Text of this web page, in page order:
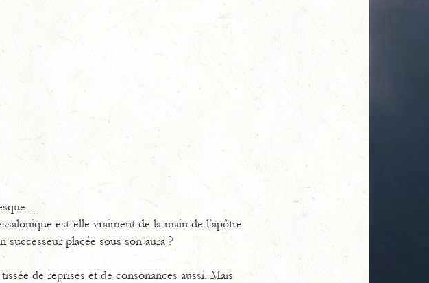
est-elle vraiment de la main de l’apôtre
placée sous son aura ?
de reprises et de consonances aussi. Mais